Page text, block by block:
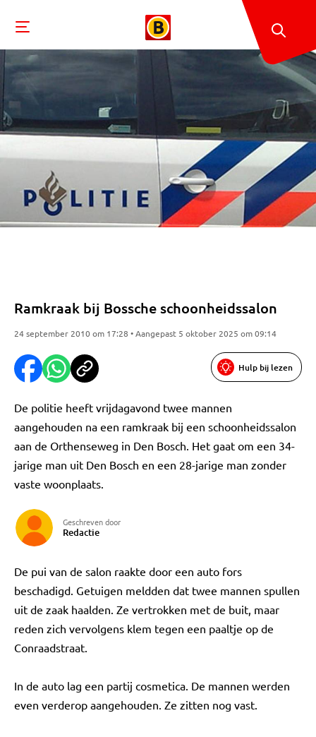
Ramkraak bij Bossche schoonheidssalon
24 september 2010 om 17:28 • Aangepast 5 oktober 2025 om 09:14
Hulp bij lezen
De politie heeft vrijdagavond twee mannen
aangehouden na een ramkraak bij een schoonheidssalon
aan de Orthenseweg in Den Bosch. Het gaat om een 34-
jarige man uit Den Bosch en een 28-jarige man zonder
vaste woonplaats.
Geschreven door
Redactie
De pui van de salon raakte door een auto fors
beschadigd. Getuigen meldden dat twee mannen spullen
uit de zaak haalden. Ze vertrokken met de buit, maar
reden zich vervolgens klem tegen een paaltje op de
Conraadstraat.
In de auto lag een partij cosmetica. De mannen werden
even verderop aangehouden. Ze zitten nog vast.